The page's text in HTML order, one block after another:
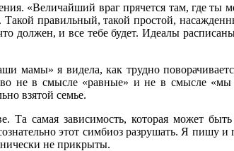
«Величайший враг прячется там, где
Такой правильный, такой простой,
должен, и все тебе будет. Идеалы
мамы» я видела, как трудно
не в смысле «равные» и не в смысле
взятой семье.
Та самая зависимость, которая может
этот симбиоз разрушать. Я пишу
не прикрыты.